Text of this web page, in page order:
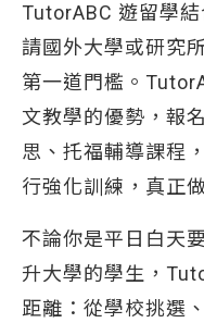
TutorABC 遊留學
請國外大學或研究
第一道門檻。
文教學的優勢，報
思、托福輔導課程
行強化訓練，真正
不論你是平日白天
升大學的學生，
距離：從學校挑選